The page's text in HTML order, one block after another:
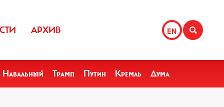
EN
АРХИВ
Навальный Трамп Путин Кремль Дума